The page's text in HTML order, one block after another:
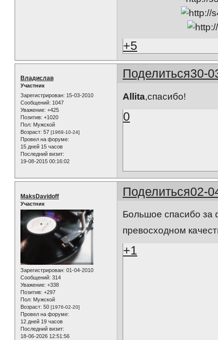
+5
Поделиться30-
Владислав
Участник
Зарегистрирован: 15-03-2010
Сообщений: 1047
Уважение: +425
Позитив: +1020
Пол: Мужской
Возраст: 57 [1968-10-24]
Провел на форуме:
15 дней 15 часов
Последний визит:
19-08-2015 00:16:02
Allita,спасибо!
0
Поделиться02-
MaksDavidoff
Участник
Зарегистрирован: 01-04-2010
Сообщений: 314
Уважение: +338
Позитив: +297
Пол: Мужской
Возраст: 50 [1976-02-20]
Провел на форуме:
12 дней 19 часов
Последний визит:
18-06-2026 12:51:56
Большое спасибо за
превосходном
+1